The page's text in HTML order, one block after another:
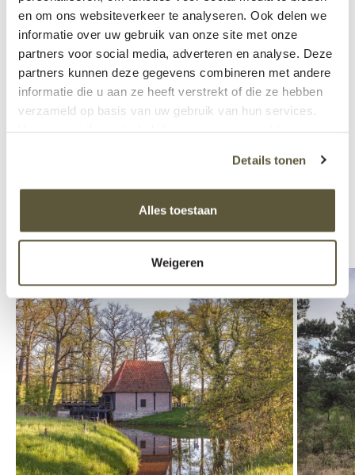
en om ons websiteverkeer te analyseren. Ook delen we
informatie over uw gebruik van onze site met onze
partners voor social media, adverteren en analyse. Deze
partners kunnen deze gegevens combineren met andere
informatie die u aan ze heeft verstrekt of die ze hebben
verzameld op basis van uw gebruik van hun services.
Details tonen
Alles toestaan
Weigeren
Praktische informatie
26 kilometer route, ook onverharde paden.
Aangegeven met paars/witte pijltjes.
Startpunt: voormalige retraitehuis De Zwanenhof,
Retraitehuisweg 6 in Zenderen.